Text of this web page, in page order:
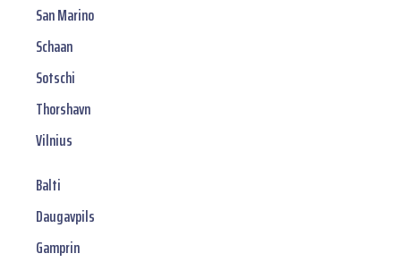
San Marino
Schaan
Sotschi
Thorshavn
Vilnius
Balti
Daugavpils
Gamprin